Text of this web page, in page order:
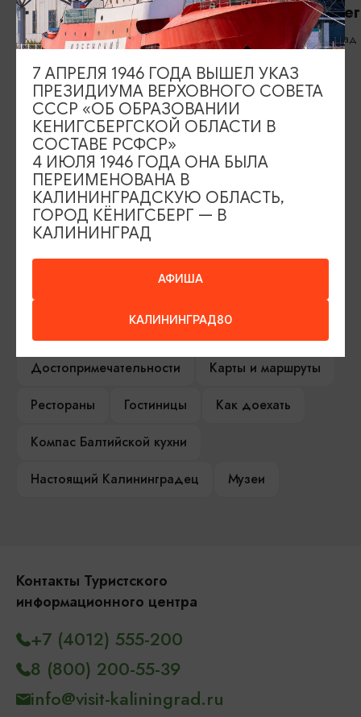
Апартаменты Янтарный
курорт / Yantarny Resort
Apartment
Янтарный
Отель
Калининград
от 2 км
ИЩИТЕ ТАКЖЕ НА НАШЕМ САЙТЕ
Серебряное ожерелье
Электронная виза
Туры и экскурсии
Афиша мероприятий
Сувениры
Достопримечательности
Карты и маршруты
Рестораны
Гостиницы
Как доехать
Компас Балтийской кухни
Настоящий Калининградец
Музеи
Контакты Туристского
информационного центра
+7 (4012) 555-200
8 (800) 200-55-39
info@visit-kaliningrad.ru
АФИША
КАЛИНИНГРАД80
7 АПРЕЛЯ 1946 ГОДА ВЫШЕЛ УКАЗ
ПРЕЗИДИУМА ВЕРХОВНОГО СОВЕТА
СССР «ОБ ОБРАЗОВАНИИ
КЕНИГСБЕРГСКОЙ ОБЛАСТИ В
СОСТАВЕ РСФСР»
4 ИЮЛЯ 1946 ГОДА ОНА БЫЛА
ПЕРЕИМЕНОВАНА В
КАЛИНИНГРАДСКУЮ ОБЛАСТЬ,
ГОРОД КЁНИГСБЕРГ — В
КАЛИНИНГРАД